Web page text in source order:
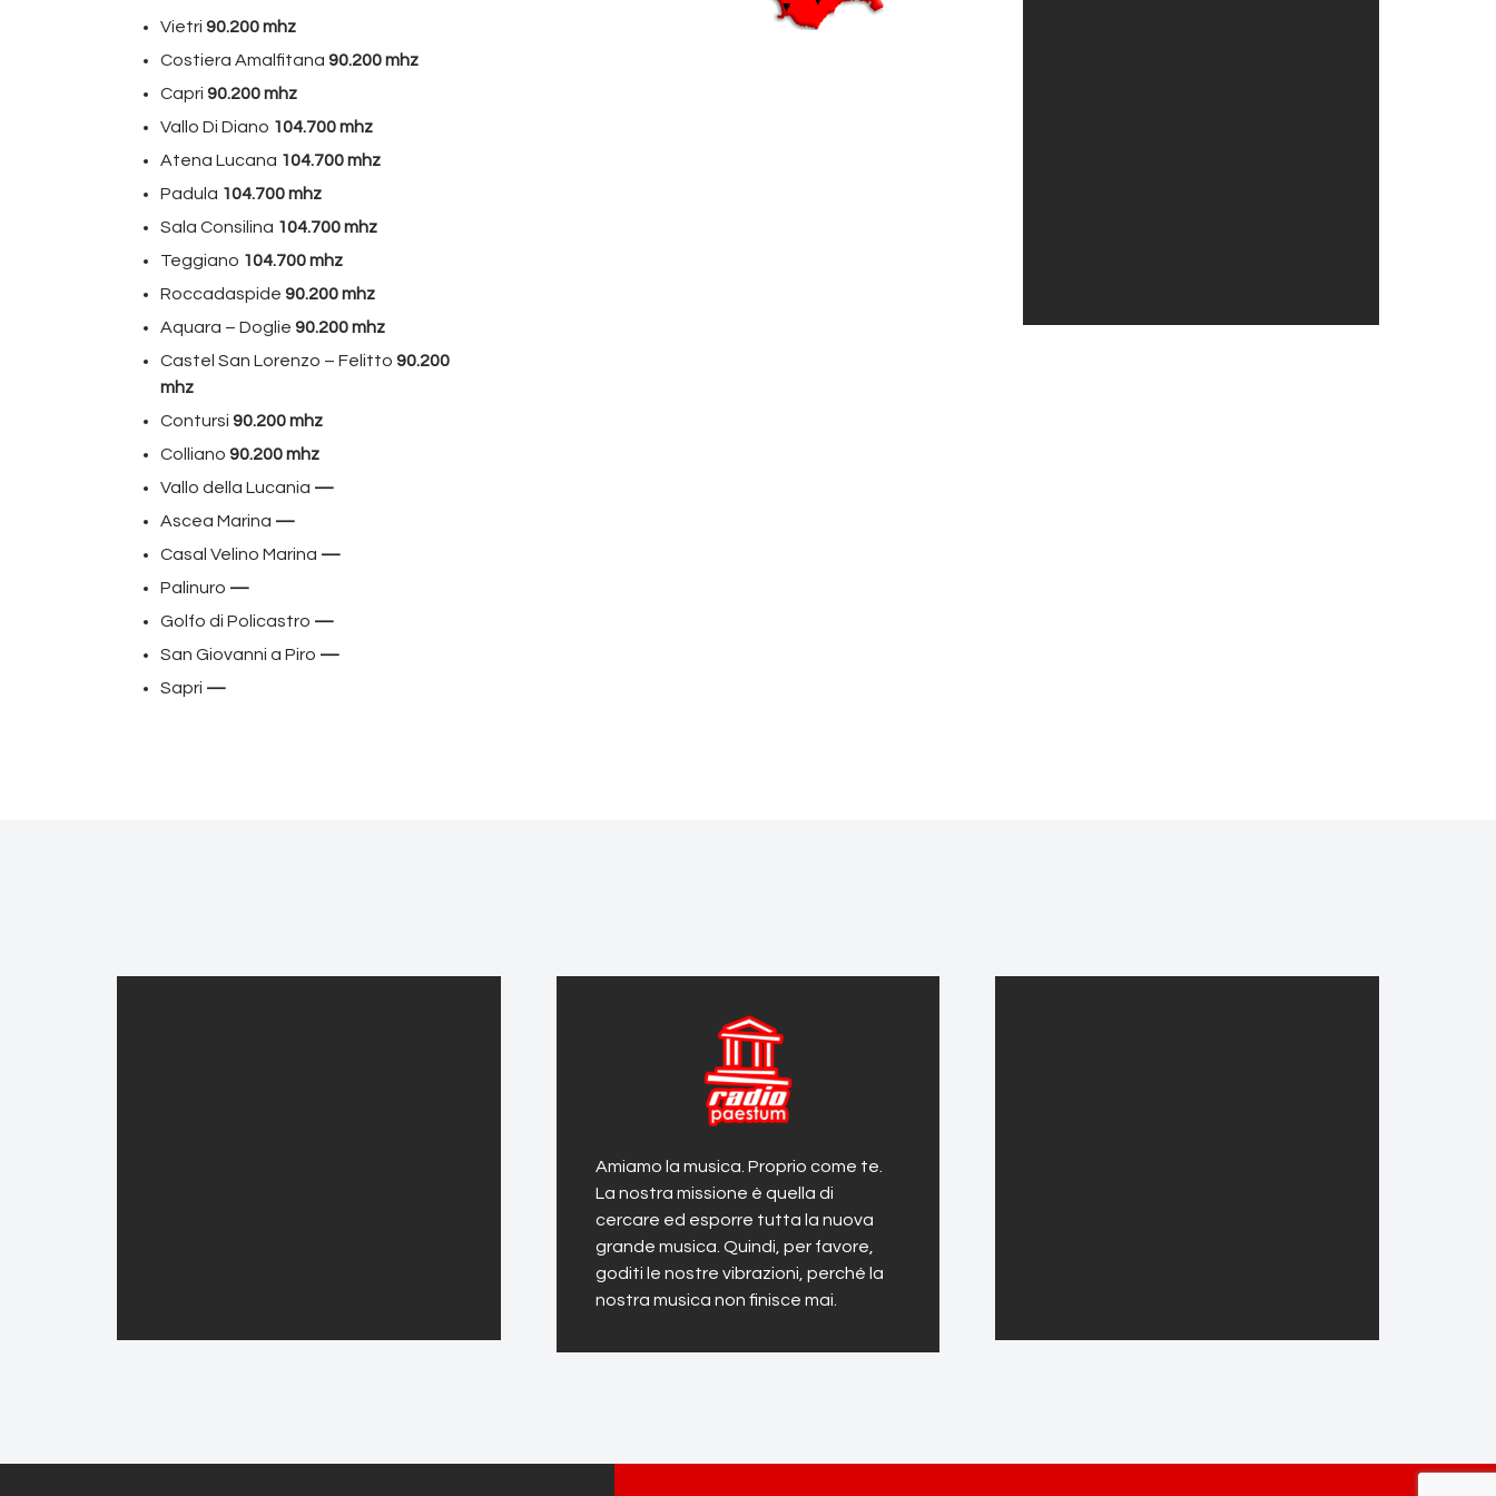
Vietri 90.200 mhz
Costiera Amalfitana 90.200 mhz
Capri 90.200 mhz
Vallo Di Diano 104.700 mhz
Atena Lucana 104.700 mhz
Padula 104.700 mhz
Sala Consilina 104.700 mhz
Teggiano 104.700 mhz
Roccadaspide 90.200 mhz
Aquara – Doglie 90.200 mhz
Castel San Lorenzo – Felitto 90.200
mhz
Contursi 90.200 mhz
Colliano 90.200 mhz
Vallo della Lucania —
Ascea Marina —
Casal Velino Marina —
Palinuro —
Golfo di Policastro —
San Giovanni a Piro —
Sapri —
Amiamo la musica. Proprio come te.
La nostra missione è quella di
cercare ed esporre tutta la nuova
grande musica. Quindi, per favore,
goditi le nostre vibrazioni, perché la
nostra musica non finisce mai.